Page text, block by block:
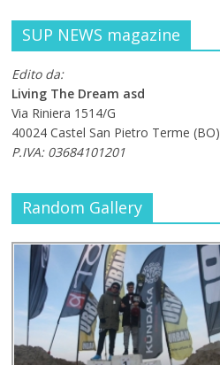
SUP NEWS magazine
Edito da:
Living The Dream asd
Via Riniera 1514/G
40024 Castel San Pietro Terme (BO)
P.IVA: 03684101201
Random Gallery